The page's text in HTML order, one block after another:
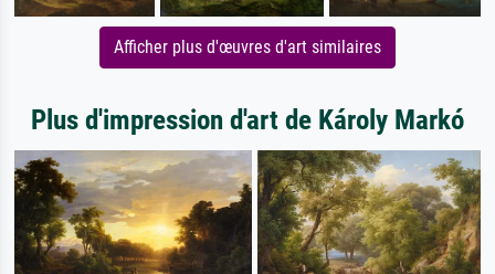
Afficher plus d'œuvres d'art similaires
Plus d'impression d'art de Károly Markó